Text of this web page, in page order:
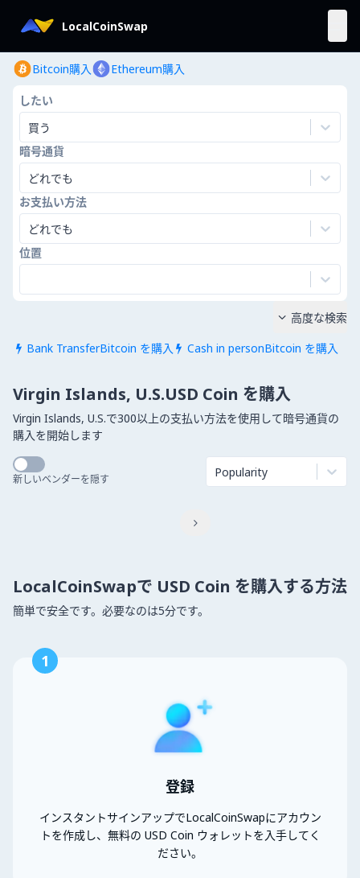
LocalCoinSwap
Bitcoin購入 Ethereum購入
したい
買う
暗号通貨
どれでも
お支払い方法
どれでも
位置
 Bank TransferBitcoin を購入  Cash in personBitcoin を購入
 高度な検索
Virgin Islands, U.S.USD Coin を購入
Virgin Islands, U.S.で300以上の支払い方法を使用して暗号通貨の
購入を開始します
新しいベンダーを隠す Popularity

LocalCoinSwapで USD Coin を購入する方法
簡単で安全です。必要なのは5分です。
1
登録
インスタントサインアップでLocalCoinSwapにアカウン
トを作成し、無料の USD Coin ウォレットを入手してく
ださい。